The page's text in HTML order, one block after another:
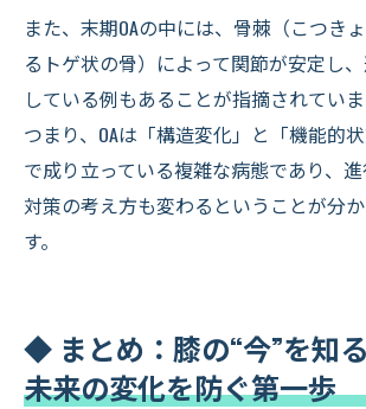
また、末期OAの中には、骨棘（こつき
るトゲ状の骨）によって関節が安定し
している例もあることが指摘されていま
つまり、OAは「構造変化」と「機能的
で成り立っている複雑な病態であり、
対策の考え方も変わるということが分
す。
◆ まとめ：膝の“今”を知る
未来の変化を防ぐ第一歩